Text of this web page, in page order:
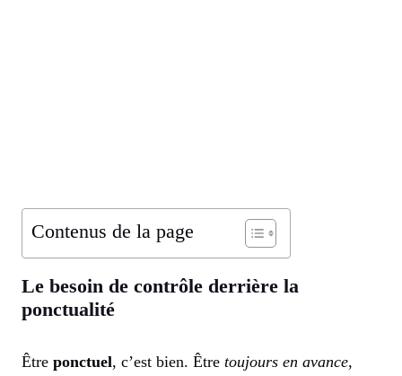
Contenus de la page
Le besoin de contrôle derrière la
ponctualité
Être ponctuel, c’est bien. Être toujours en avance,